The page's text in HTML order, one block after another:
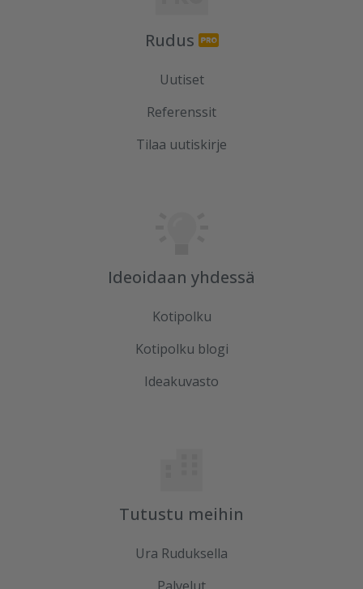
Rudus
Uutiset
Referenssit
Tilaa uutiskirje
Ideoidaan yhdessä
Kotipolku
Kotipolku blogi
Ideakuvasto
Tutustu meihin
Ura Ruduksella